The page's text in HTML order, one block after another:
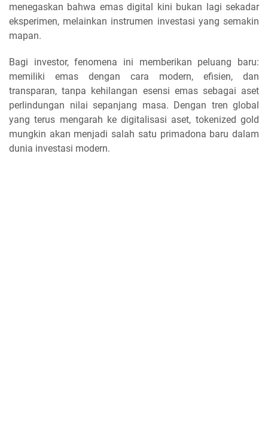
menegaskan bahwa emas digital kini bukan lagi sekadar
eksperimen, melainkan instrumen investasi yang semakin
mapan.
Bagi investor, fenomena ini memberikan peluang baru:
memiliki emas dengan cara modern, efisien, dan
transparan, tanpa kehilangan esensi emas sebagai aset
perlindungan nilai sepanjang masa. Dengan tren global
yang terus mengarah ke digitalisasi aset, tokenized gold
mungkin akan menjadi salah satu primadona baru dalam
dunia investasi modern.